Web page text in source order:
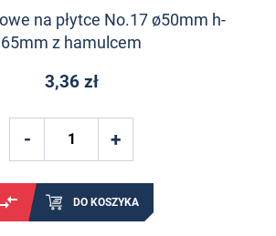
na płytce No.17 ø50mm h-
65mm z hamulcem
3,36 zł
DO KOSZYKA